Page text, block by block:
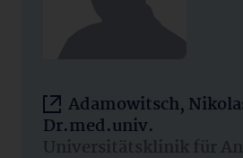
Adamowitsch,
Dr.med.univ.
Universitätsklinik für